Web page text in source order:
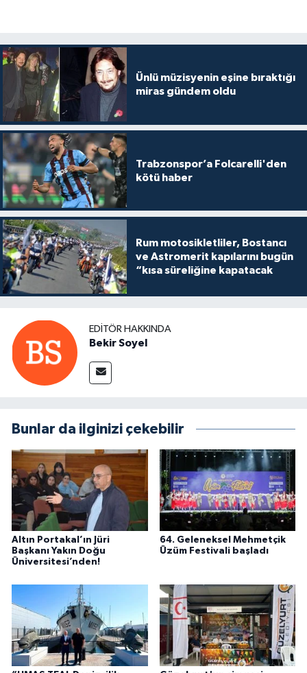
Ünlü müzisyenin eşine bıraktığı
miras gündem oldu
Trabzonspor’a Folcarelli'den
kötü haber
Rum motosikletliler, Bostancı
ve Astromerit kapılarını bugün
“kısa süreliğine kapatacak
EDITÖR HAKKINDA
Bekir Soyel
Bunlar da ilginizi çekebilir
Altın Portakal’ın Jüri
Başkanı Yakın Doğu
Üniversitesi’nden!
64. Geleneksel Mehmetçik
Üzüm Festivali başladı